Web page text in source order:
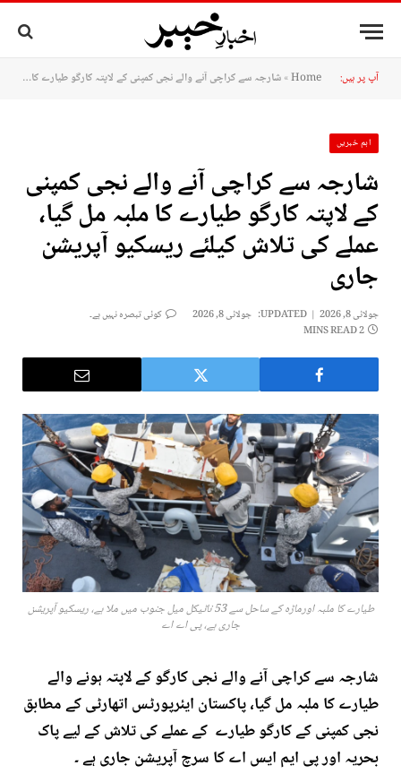
آپ پر ہیں: Home
»شارجہ سے کراچی آنے والے نجی کمپنی کے لاپتہ کارگو طیارے کا ملبہ مل گیا، عملے کی تلاش کیلئے ریسکیو آپریشن جاری
اہم خبریں
شارجہ سے کراچی آنے والے نجی کمپنی
کے لاپتہ کارگو طیارے کا ملبہ مل گیا،
عملے کی تلاش کیلئے ریسکیو آپریشن
جاری
جولائی 8, 2026 UPDATED: جولائی 8, 2026
کوئی تبصرہ نہیں ہے۔
2 MINS READ
طیارے کا ملبہ اورماڑہ کے ساحل سے 53 ناٹیکل میل جنوب میں ملا ہے، ریسکیو آپریشن
جاری ہے، پی اے اے
شارجہ سے کراچی آنے والے نجی کارگو کے لاپتہ ہونے والے
طیارے کا ملبہ مل گیا، پاکستان ایئرپورٹس اتھارٹی کے مطابق
نجی کمپنی کے کارگو طیارے کے عملے کی تلاش کے لیے پاک
بحریہ اور پی ایم ایس اے کا سرچ آپریشن جاری ہے ۔